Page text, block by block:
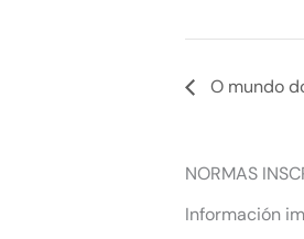
O mundo
NORMAS
Información